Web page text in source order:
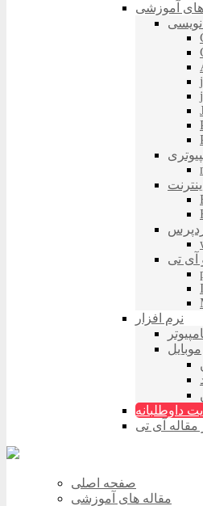
های آموزشی
نویسی
آی تی
نرم افزار
موبایل
داوطلبانه
مقاله آی تی
صفحه اصلی
مقاله های آموزشی